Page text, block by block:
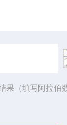
果（填写阿拉伯